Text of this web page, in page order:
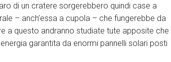
di un cratere sorgerebbero quindi case a
– anch’essa a cupola – che fungerebbe da
a questo andranno studiate tute apposite che
garantita da enormi pannelli solari posti